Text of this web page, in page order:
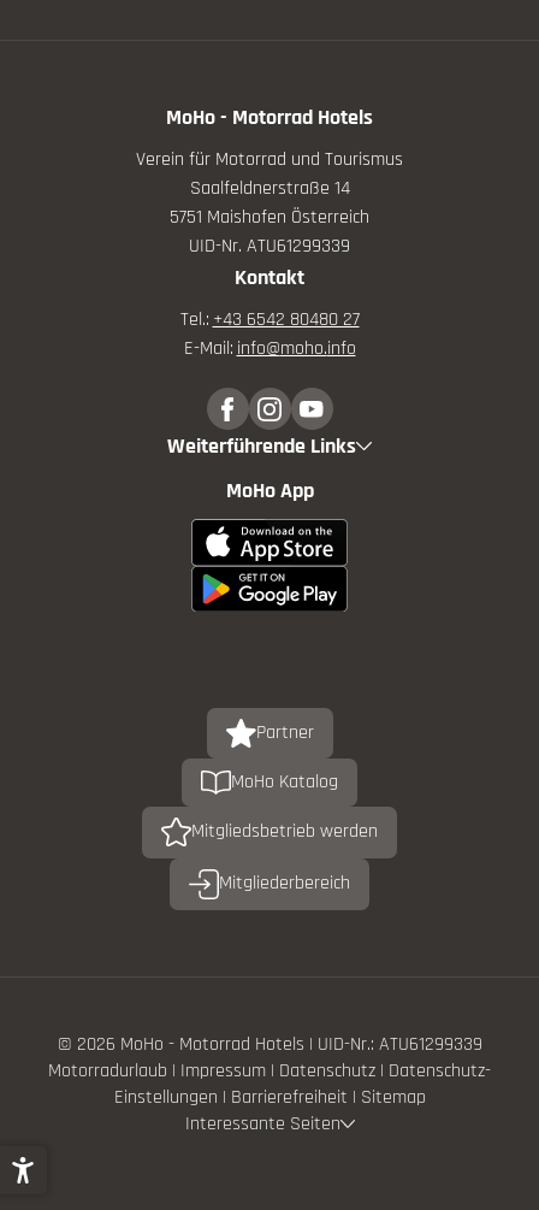
MoHo - Motorrad Hotels
Verein für Motorrad und Tourismus
Saalfeldnerstraße 14
5751 Maishofen Österreich
UID-Nr. ATU61299339
Kontakt
Tel.: +43 6542 80480 27
E-Mail: info@moho.info
Weiterführende Links
MoHo App
Partner
MoHo Katalog
Mitgliedsbetrieb werden
Mitgliederbereich
© 2026 MoHo - Motorrad Hotels | UID-Nr.: ATU61299339
Motorradurlaub | Impressum | Datenschutz | Datenschutz-
Einstellungen | Barrierefreiheit | Sitemap
Interessante Seiten